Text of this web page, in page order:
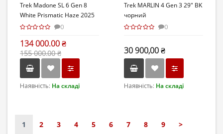
Trek Madone SL 6 Gen 8
White Prismatic Haze 2025
М
Trek Madone SL 6 Gen 8
White Prismatic Haze 2025
М
0
134 000.00 ₴
155 000.00 ₴
Наявність: На складі
3
Trek MARLIN 4 Gen 3 29" BK
чорний
0
30 900,00 ₴
Наявність: На складі
1 2 3 4 5 6 7 8 9 >